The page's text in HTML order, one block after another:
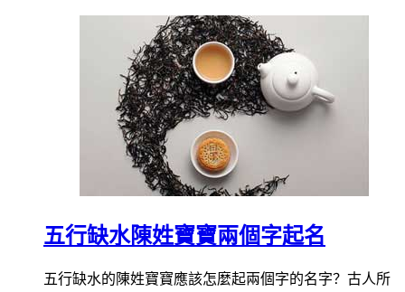
五行缺水陳姓寶寶兩個字起名
五行缺水的陳姓寶寶應該怎麼起兩個字的名字？古人所